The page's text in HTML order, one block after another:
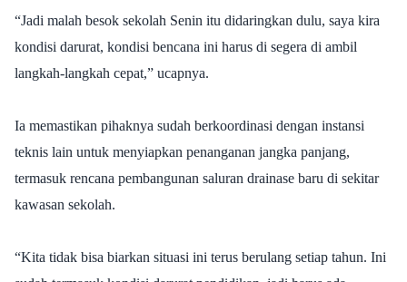
“Jadi malah besok sekolah Senin itu didaringkan dulu, saya kira
kondisi darurat, kondisi bencana ini harus di segera di ambil
langkah-langkah cepat,” ucapnya.
Ia memastikan pihaknya sudah berkoordinasi dengan instansi
teknis lain untuk menyiapkan penanganan jangka panjang,
termasuk rencana pembangunan saluran drainase baru di sekitar
kawasan sekolah.
“Kita tidak bisa biarkan situasi ini terus berulang setiap tahun. Ini